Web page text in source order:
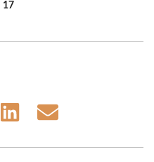
17
Share
Share